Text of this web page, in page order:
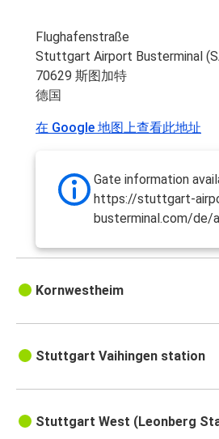
Flughafenstraße
Stuttgart Airport Busterminal
70629 斯图加特
德国
在 Google 地图上查看此地址
Gate information
https://stuttgart-
busterminal.com/de/
Kornwestheim
Stuttgart Vaihingen station
Stuttgart West (Leonberg